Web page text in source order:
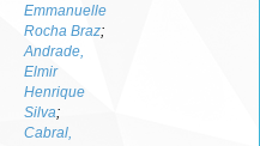
Emmanuelle
Rocha Braz;
Andrade,
Elmir
Henrique
Silva;
Cabral,